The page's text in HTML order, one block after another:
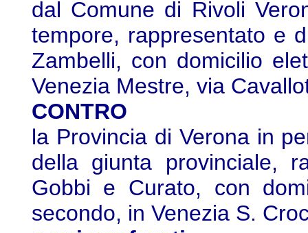
dal Comune di Rivoli
tempore, rappresentato e
Zambelli, con domicilio
Venezia Mestre, via
CONTRO
la Provincia di Verona in
della giunta provinciale,
Gobbi e Curato, con
secondo, in Venezia S.